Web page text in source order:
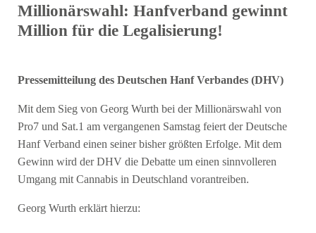
Millionärswahl: Hanfverband gewinnt
Million für die Legalisierung!
Pressemitteilung des Deutschen Hanf Verbandes (DHV)
Mit dem Sieg von Georg Wurth bei der Millionärswahl von
Pro7 und Sat.1 am vergangenen Samstag feiert der Deutsche
Hanf Verband einen seiner bisher größten Erfolge. Mit dem
Gewinn wird der DHV die Debatte um einen sinnvolleren
Umgang mit Cannabis in Deutschland vorantreiben.
Georg Wurth erklärt hierzu: